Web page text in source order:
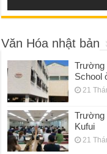
Văn Hóa nhật bản
Trường
School
21
Trường
Kufui
21